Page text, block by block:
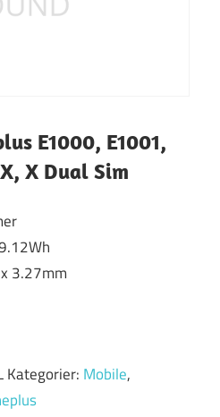
E1000, E1001,
X Dual Sim
3.27mm
Kategorier: Mobile,